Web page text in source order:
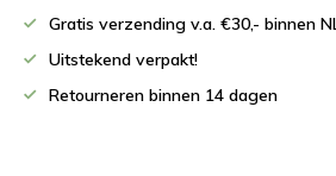
Gratis verzending v.a. €30,- binnen
Uitstekend verpakt!
Retourneren binnen 14 dagen